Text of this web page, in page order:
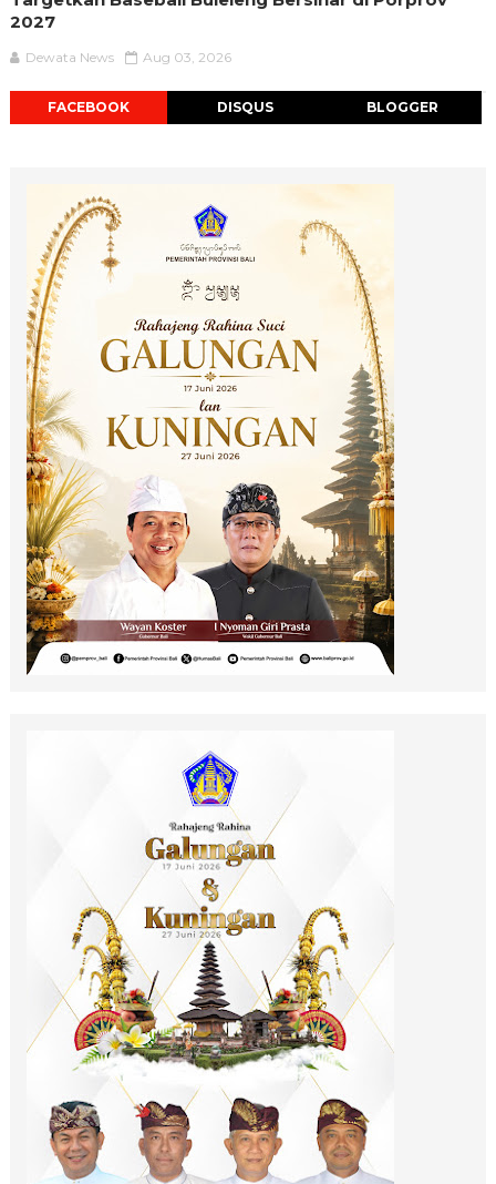
2027
Dewata News Aug 03, 2026
FACEBOOK DISQUS BLOGGER